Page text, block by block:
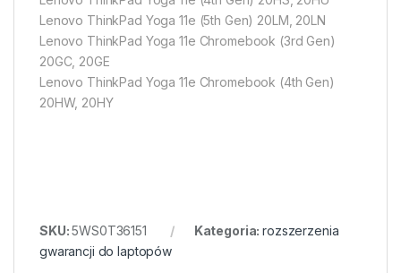
Lenovo ThinkPad Yoga 11e (5th Gen) 20LM, 20LN
Lenovo ThinkPad Yoga 11e Chromebook (3rd Gen)
20GC, 20GE
Lenovo ThinkPad Yoga 11e Chromebook (4th Gen)
20HW, 20HY
SKU:5WS0T36151 Kategoria:rozszerzenia
gwarancji do laptopów